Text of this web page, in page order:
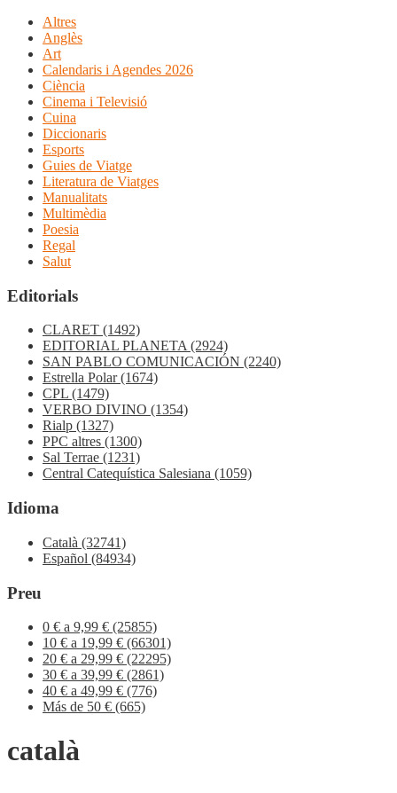
Altres
Anglès
Art
Calendaris i Agendes 2026
Ciència
Cinema i Televisió
Cuina
Diccionaris
Esports
Guies de Viatge
Literatura de Viatges
Manualitats
Multimèdia
Poesia
Regal
Salut
Editorials
CLARET (1492)
EDITORIAL PLANETA(2924)
SAN PABLO COMUNICACIÓN (2240)
Estrella Polar(1674)
CPL (1479)
VERBO DIVINO (1354)
Rialp (1327)
PPC altres (1300)
Sal Terrae (1231)
Central Catequística Salesiana (1059)
Idioma
Català (32741)
Español (84934)
Preu
0 € a 9,99 € (25855)
10 € a 19,99 € (66301)
20 € a 29,99 € (22295)
30 € a 39,99 € (2861)
40 € a 49,99 € (776)
Más de 50 € (665)
català